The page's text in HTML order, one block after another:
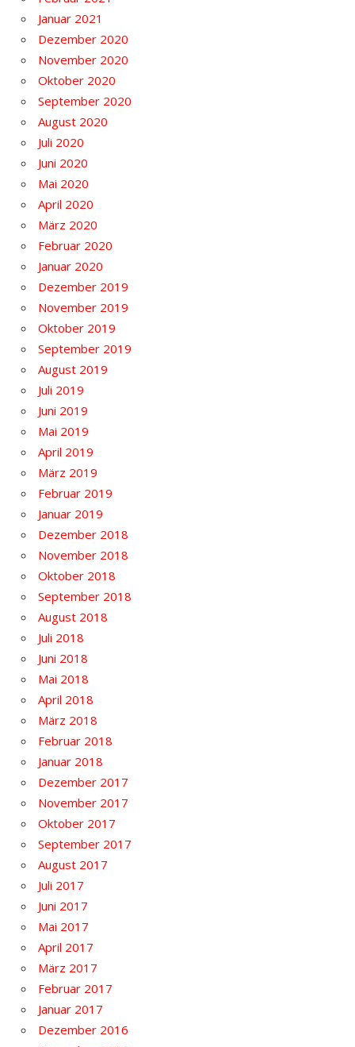
Januar 2021
Dezember 2020
November 2020
Oktober 2020
September 2020
August 2020
Juli 2020
Juni 2020
Mai 2020
April 2020
März 2020
Februar 2020
Januar 2020
Dezember 2019
November 2019
Oktober 2019
September 2019
August 2019
Juli 2019
Juni 2019
Mai 2019
April 2019
März 2019
Februar 2019
Januar 2019
Dezember 2018
November 2018
Oktober 2018
September 2018
August 2018
Juli 2018
Juni 2018
Mai 2018
April 2018
März 2018
Februar 2018
Januar 2018
Dezember 2017
November 2017
Oktober 2017
September 2017
August 2017
Juli 2017
Juni 2017
Mai 2017
April 2017
März 2017
Februar 2017
Januar 2017
Dezember 2016